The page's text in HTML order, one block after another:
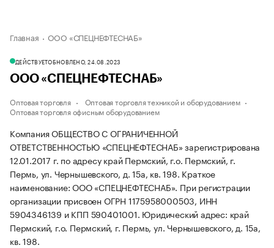
Главная ООО «СПЕЦНЕФТЕСНАБ»
ДЕЙСТВУЕТОБНОВЛЕНО, 24.08.2023
ООО «СПЕЦНЕФТЕСНАБ»
Оптовая торговля
Оптовая торговля техникой и оборудованием
Оптовая торговля офисным оборудованием
Компания ОБЩЕСТВО С ОГРАНИЧЕННОЙ
ОТВЕТСТВЕННОСТЬЮ «СПЕЦНЕФТЕСНАБ» зарегистрирована
12.01.2017 г. по адресу край Пермский, г.о. Пермский, г.
Пермь, ул. Чернышевского, д. 15а, кв. 198. Краткое
наименование: ООО «СПЕЦНЕФТЕСНАБ». При регистрации
организации присвоен ОГРН 1175958000503, ИНН
5904346139 и КПП 590401001. Юридический адрес: край
Пермский, г.о. Пермский, г. Пермь, ул. Чернышевского, д. 15а,
кв. 198.